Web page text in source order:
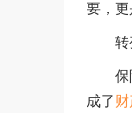
要，更
转变
保险
成了